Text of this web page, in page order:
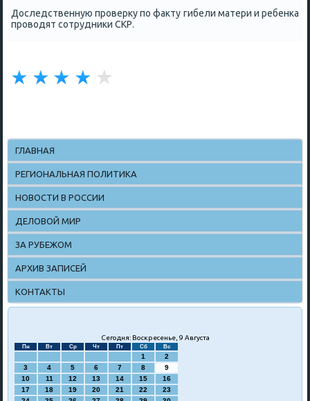
Доследственную проверку по факту гибели матери и ребенка
проводят сотрудники СКР.
ГЛАВНАЯ
РЕГИОНАЛЬНАЯ ПОЛИТИКА
НОВОСТИ В РОССИИ
ДЕЛОВОЙ МИР
ЗА РУБЕЖОМ
АРХИВ ЗАПИСЕЙ
КОНТАКТЫ
Сегодня: Воскресенье, 9 Августа
Пн Вт Ср Чт Пт Сб Вс
1
2
3
4 5 6 7 8
9
10
11 12 13 14 15
16
17
18 19 20 21 22
23